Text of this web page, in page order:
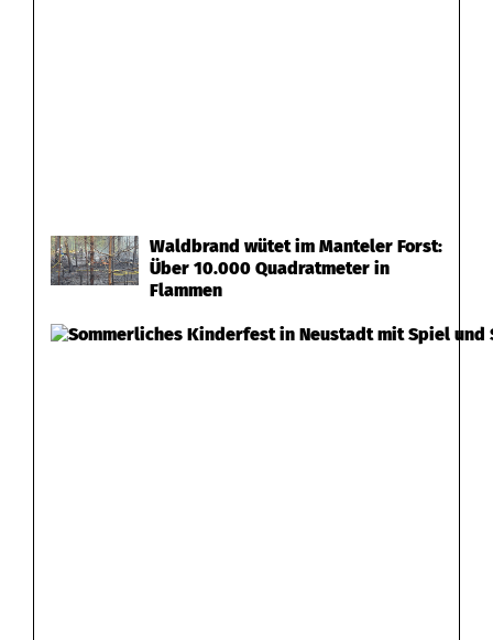
Waldbrand wütet im Manteler Forst:
Über 10.000 Quadratmeter in
Flammen